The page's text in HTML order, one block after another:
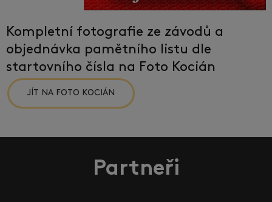
Kompletní fotografie ze závodů a
objednávka pamětního listu dle
startovního čísla na Foto Kocián
JÍT NA FOTO KOCIÁN
Partneři